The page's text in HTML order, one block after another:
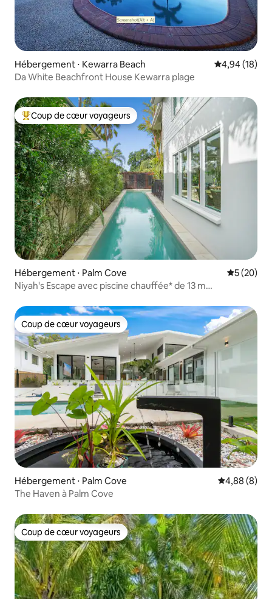
Hébergement ⋅ Kewarra Beach Évaluation
4,94 (18)
Da White Beachfront House Kewarra plage
Coups de cœur voyageurs les plus appréciés
Coup de cœur voyageurs
Hébergement ⋅ Palm Cove
5 (20)
Niyah's Escape avec piscine chauffée* de 13 m
Coup de cœur voyageurs
Coup de cœur voyageurs
Hébergement ⋅ Palm Cove Évaluation
4,88 (8)
The Haven à Palm Cove
Coup de cœur voyageurs
Coup de cœur voyageurs